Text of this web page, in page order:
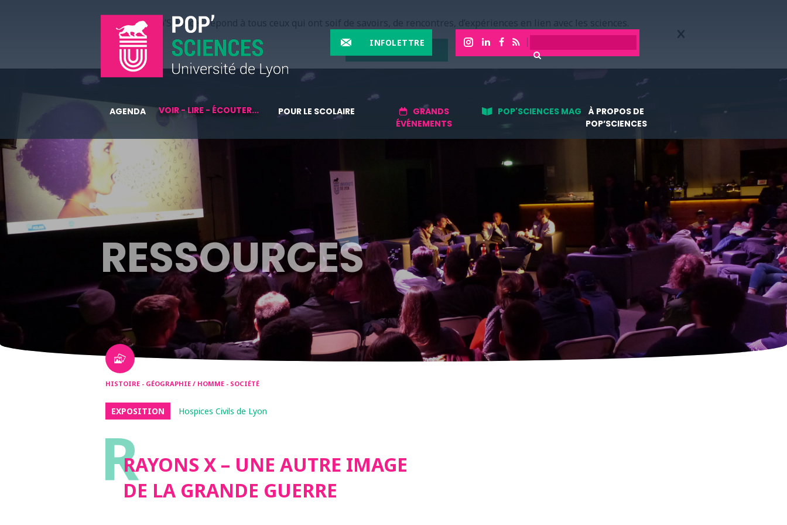
Pop’Sciences répond à tous ceux qui ont soif de savoirs, de rencontres, d’expériences en lien avec les sciences.
INFOLETTRE
AGENDA VOIR - LIRE - ÉCOUTER... POUR LE SCOLAIRE
GRANDS
ÉVÉNEMENTS
POP'SCIENCES MAG
À PROPOS DE
POP’SCIENCES
RESSOURCES
HISTOIRE - GÉOGRAPHIE / HOMME - SOCIÉTÉ
EXPOSITION Hospices Civils de Lyon
RRAYONS X – UNE AUTRE IMAGE
DE LA GRANDE GUERRE